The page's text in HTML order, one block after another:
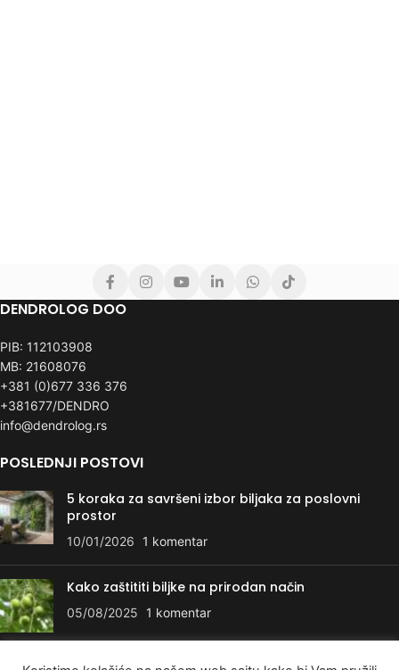
DENDROLOG DOO
PIB: 112103908
MB: 21608076
+381 (0)677 336 376
+381677/DENDRO
info@dendrolog.rs
POSLEDNJI POSTOVI
5 koraka za savršeni izbor biljaka za poslovni
prostor
10/01/2026 1 komentar
Kako zaštititi biljke na prirodan način
05/08/2025 1 komentar
KORISNI LINKOVI